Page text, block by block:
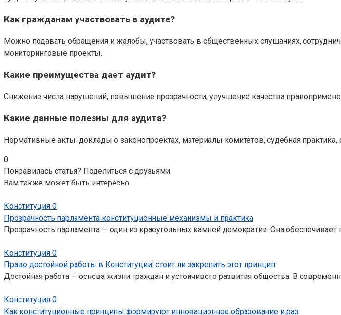
Как гражданам участвовать в аудите?
Можно подавать обращения и жалобы, участвовать в общественных слушаниях,
мониторинговые проекты.
Какие преимущества дает аудит?
Снижение числа нарушений, повышение прозрачности, улучшение качества
Какие данные полезны для аудита?
Нормативные акты, доклады о законопроектах, материалы комитетов, судебная
0
Понравилась статья? Поделиться с друзьями:
Вам также может быть интересно
Конституция 0
Прозрачность парламента конституционные механизмы и практика
Прозрачность парламента — один из краеугольных камней демократии. Она обеспечивает
Конституция 0
Право достойной работы в Конституции: стоит ли закрепить этот принцип
Достойная работа — основа жизни граждан и устойчивого развития общества. В
Конституция 0
Как конституционные принципы формируют инновационное образование и раз